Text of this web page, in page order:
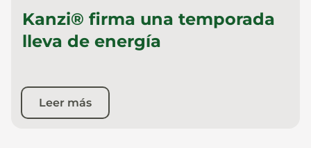
Kanzi® firma una temporada
lleva de energía
Leer más